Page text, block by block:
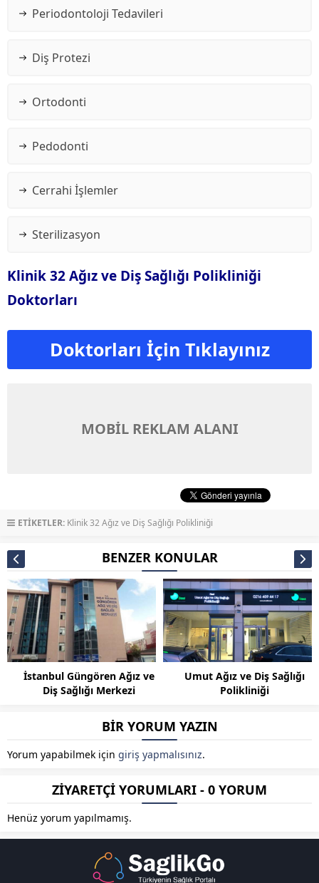
Periodontoloji Tedavileri
Diş Protezi
Ortodonti
Pedodonti
Cerrahi İşlemler
Sterilizasyon
Klinik 32 Ağız ve Diş Sağlığı Polikliniği
Doktorları
Doktorları İçin Tıklayınız
MOBİL REKLAM ALANI
ETİKETLER: Klinik 32 Ağız ve Diş Sağlığı Polikliniği
BENZER KONULAR
İstanbul Güngören Ağız ve
Diş Sağlığı Merkezi
Umut Ağız ve Diş Sağlığı
Polikliniği
BİR YORUM YAZIN
Yorum yapabilmek için giriş yapmalısınız.
ZİYARETÇİ YORUMLARI - 0 YORUM
Henüz yorum yapılmamış.